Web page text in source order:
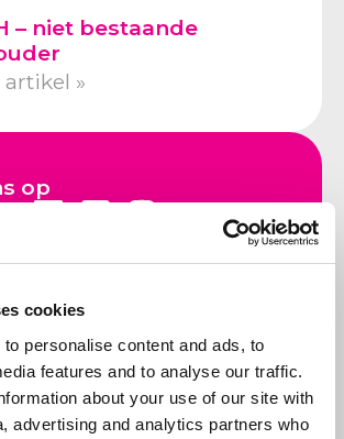
cookies
personalise content and ads, to
features and to analyse our traffic.
about your use of our site with
advertising and analytics partners who
– niet bestaande
»
op
op
071-5763116of stuur
info@abcor-ip.com